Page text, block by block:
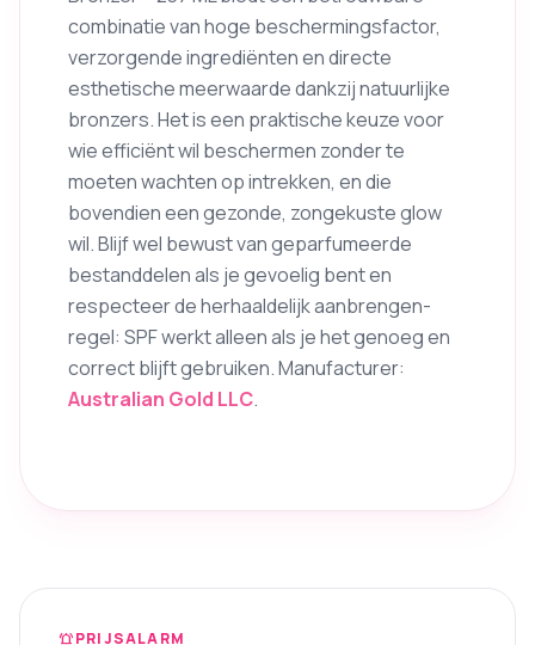
combinatie van hoge beschermingsfactor,
verzorgende ingrediënten en directe
esthetische meerwaarde dankzij natuurlijke
bronzers. Het is een praktische keuze voor
wie efficiënt wil beschermen zonder te
moeten wachten op intrekken, en die
bovendien een gezonde, zongekuste glow
wil. Blijf wel bewust van geparfumeerde
bestanddelen als je gevoelig bent en
respecteer de herhaaldelijk aanbrengen-
regel: SPF werkt alleen als je het genoeg en
correct blijft gebruiken. Manufacturer:
Australian Gold LLC.
notifications_activePRIJSALARM